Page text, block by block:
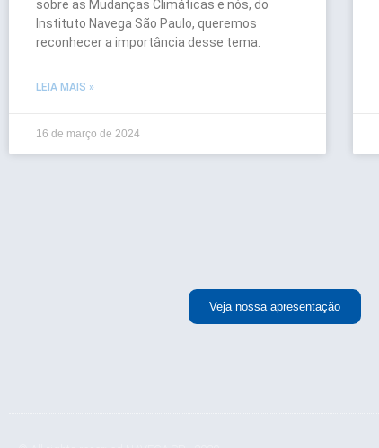
sobre as Mudanças Climáticas e nós, do
Instituto Navega São Paulo, queremos
reconhecer a importância desse tema.
LEIA MAIS »
16 de março de 2024
Veja nossa apresentação